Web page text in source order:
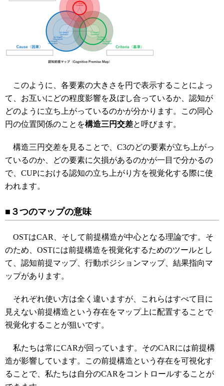
このように、各要素の大きさを円で表示することによっ
て、お互いにどの程度影響を及ぼし合っているか、認知が
どのように立ち上がっているのかが分かります。この同心
円の位置関係のことを構造三円交差と呼びます。
構造三円交差を見ることで、C3のどの要素が立ち上がっ
ているのか、どの要素に欠損があるのかが一目で分かるの
で、CUPにおける認知の立ち上がり方を視覚化する際に使
われます。
■３つのマップの意味
OSTはCAR、そして前提構造が中心となる理論です。そ
のため、OSTには前提構造を視覚化するためのツールとし
て、認知前提マップ、行動ポジションマップ、結果指向マ
ップがあります。
それぞれ使い方は全く違いますが、これらはすべて目に
見えない前提構造という存在をマップ上に配置することで
視覚化することが狙いです。
私たちは常にCARが回っています。そのCARには前提構
造が影響しています。この前提構造という存在を可視化す
ることで、私たちは自分のCARをコントロールすることが